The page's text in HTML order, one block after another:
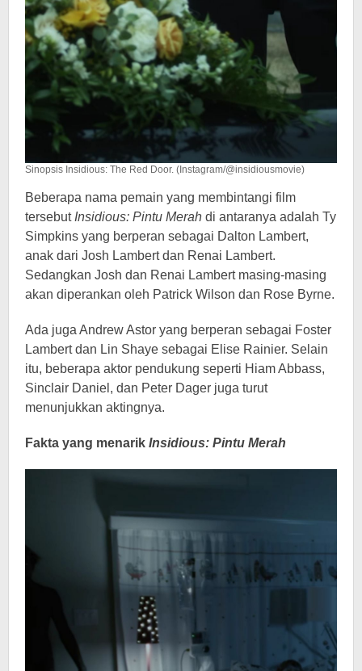
Sinopsis Insidious: The Red Door. (Instagram/@insidiousmovie)
Beberapa nama pemain yang membintangi film
tersebut Insidious: Pintu Merah di antaranya adalah Ty
Simpkins yang berperan sebagai Dalton Lambert,
anak dari Josh Lambert dan Renai Lambert.
Sedangkan Josh dan Renai Lambert masing-masing
akan diperankan oleh Patrick Wilson dan Rose Byrne.
Ada juga Andrew Astor yang berperan sebagai Foster
Lambert dan Lin Shaye sebagai Elise Rainier. Selain
itu, beberapa aktor pendukung seperti Hiam Abbass,
Sinclair Daniel, dan Peter Dager juga turut
menunjukkan aktingnya.
Fakta yang menarik Insidious: Pintu Merah